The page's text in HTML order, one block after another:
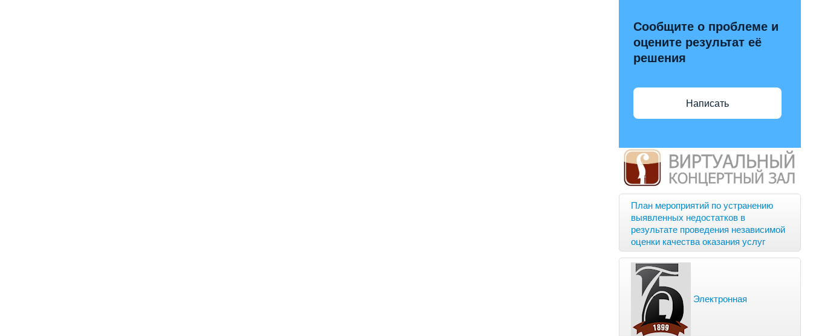
Сообщите о проблеме и
оцените результат её
решения
Написать
План мероприятий по устранению
выявленных недостатков в
результате проведения независимой
оценки качества оказания услуг
Электронная